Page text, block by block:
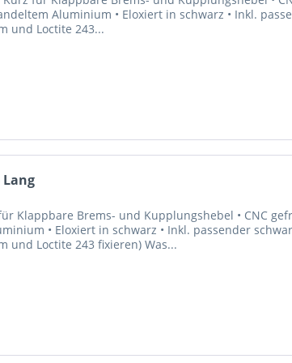
Aluminium • Eloxiert in schwarz • Inkl.
und Loctite 243...
Lang
Klappbare Brems- und Kupplungshebel • CNC
• Eloxiert in schwarz • Inkl. passender
und Loctite 243 fixieren) Was...